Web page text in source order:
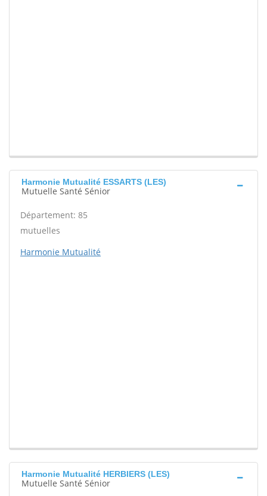
Harmonie Mutualité ESSARTS (LES)
Mutuelle Santé Sénior
Département: 85
mutuelles
Harmonie Mutualité
Harmonie Mutualité HERBIERS (LES)
Mutuelle Santé Sénior